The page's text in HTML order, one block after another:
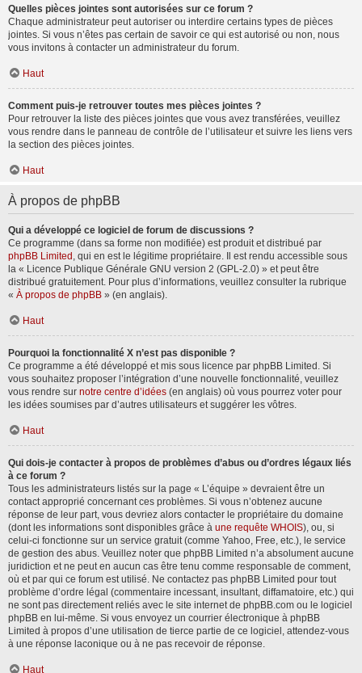
Quelles pièces jointes sont autorisées sur ce forum ?
Chaque administrateur peut autoriser ou interdire certains types de pièces
jointes. Si vous n’êtes pas certain de savoir ce qui est autorisé ou non, nous
vous invitons à contacter un administrateur du forum.
Haut
Comment puis-je retrouver toutes mes pièces jointes ?
Pour retrouver la liste des pièces jointes que vous avez transférées, veuillez
vous rendre dans le panneau de contrôle de l’utilisateur et suivre les liens vers
la section des pièces jointes.
Haut
À propos de phpBB
Qui a développé ce logiciel de forum de discussions ?
Ce programme (dans sa forme non modifiée) est produit et distribué par
phpBB Limited , qui en est le légitime propriétaire. Il est rendu accessible sous
la « Licence Publique Générale GNU version 2 (GPL-2.0) » et peut être
distribué gratuitement. Pour plus d’informations, veuillez consulter la rubrique
« À propos de phpBB » (en anglais).
Haut
Pourquoi la fonctionnalité X n’est pas disponible ?
Ce programme a été développé et mis sous licence par phpBB Limited. Si
vous souhaitez proposer l’intégration d’une nouvelle fonctionnalité, veuillez
vous rendre sur notre centre d’idées (en anglais) où vous pourrez voter pour
les idées soumises par d’autres utilisateurs et suggérer les vôtres.
Haut
Qui dois-je contacter à propos de problèmes d’abus ou d’ordres légaux liés
à ce forum ?
Tous les administrateurs listés sur la page « L’équipe » devraient être un
contact approprié concernant ces problèmes. Si vous n’obtenez aucune
réponse de leur part, vous devriez alors contacter le propriétaire du domaine
(dont les informations sont disponibles grâce à une requête WHOIS), ou, si
celui-ci fonctionne sur un service gratuit (comme Yahoo, Free, etc.), le service
de gestion des abus. Veuillez noter que phpBB Limited n’a absolument aucune
juridiction et ne peut en aucun cas être tenu comme responsable de comment,
où et par qui ce forum est utilisé. Ne contactez pas phpBB Limited pour tout
problème d’ordre légal (commentaire incessant, insultant, diffamatoire, etc.) qui
ne sont pas directement reliés avec le site internet de phpBB.com ou le logiciel
phpBB en lui-même. Si vous envoyez un courrier électronique à phpBB
Limited à propos d’une utilisation de tierce partie de ce logiciel, attendez-vous
à une réponse laconique ou à ne pas recevoir de réponse.
Haut